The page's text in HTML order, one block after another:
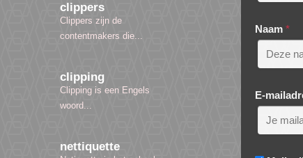
clippers
Clippers zijn de
contentmakers die...
clipping
Clipping is een Engels
woord...
nettiquette
Naam *
E-